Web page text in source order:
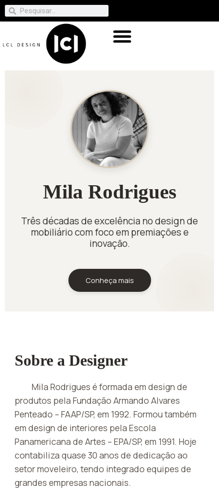
Mila Rodrigues
Três décadas de excelência no design de
mobiliário com foco em premiações e
inovação.
Conheça mais
Sobre a Designer
Mila Rodrigues é formada em design de
produtos pela Fundação Armando Alvares
Penteado – FAAP/SP, em 1992. Formou também
em design de interiores pela Escola
Panamericana de Artes – EPA/SP, em 1991. Hoje
contabiliza quase 30 anos de dedicação ao
setor moveleiro, tendo integrado equipes de
grandes empresas nacionais.